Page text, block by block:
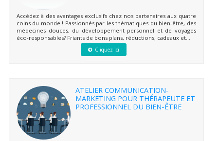
Accédez à des avantages exclusifs chez nos partenaires aux quatre
coins du monde ! Passionnés par les thématiques du bien-être, des
médecines douces, du développement personnel et de voyages
éco-responsables? Friants de bons plans, réductions, cadeaux et...
Cliquez ici
ATELIER COMMUNICATION-
MARKETING POUR THÉRAPEUTE ET
PROFESSIONNEL DU BIEN-ÊTRE